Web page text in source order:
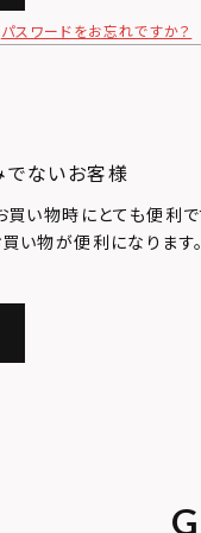
パスワードをお忘れですか？
でないお客様
い物時にとても便利で
い物が便利になります。